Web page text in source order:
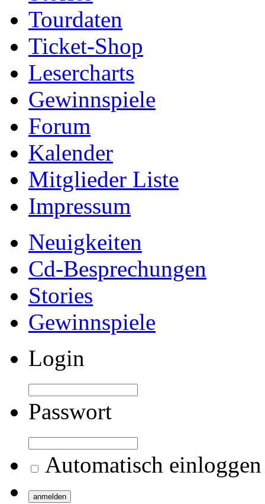
Tourdaten
Ticket-Shop
Lesercharts
Gewinnspiele
Forum
Kalender
Mitglieder Liste
Impressum
Neuigkeiten
Cd-Besprechungen
Stories
Gewinnspiele
Login
Passwort
Automatisch einloggen